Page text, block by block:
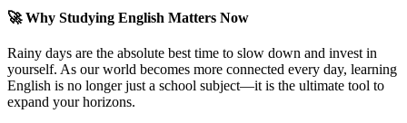
🚀 Why Studying English Matters Now
Rainy days are the absolute best time to slow down and invest in
yourself. As our world becomes more connected every day, learning
English is no longer just a school subject—it is the ultimate tool to
expand your horizons.